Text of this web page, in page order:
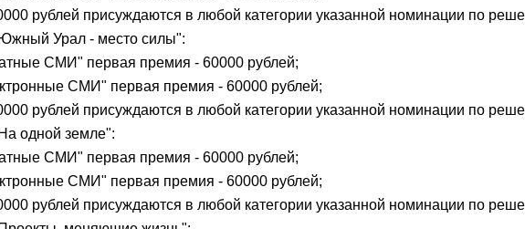
рублей присуждаются в любой категории указанной номинации по
Урал - место силы":
СМИ" первая премия - 60000 рублей;
СМИ" первая премия - 60000 рублей;
рублей присуждаются в любой категории указанной номинации по
одной земле":
СМИ" первая премия - 60000 рублей;
СМИ" первая премия - 60000 рублей;
рублей присуждаются в любой категории указанной номинации по